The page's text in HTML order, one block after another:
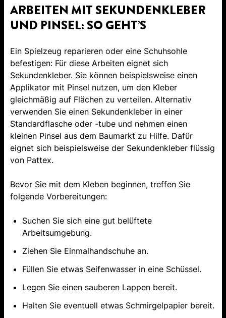
ARBEITEN MIT SEKUNDENKLEBER
UND PINSEL: SO GEHT’S
Ein Spielzeug reparieren oder eine Schuhsohle
befestigen: Für diese Arbeiten eignet sich
Sekundenkleber. Sie können beispielsweise einen
Applikator mit Pinsel nutzen, um den Kleber
gleichmäßig auf Flächen zu verteilen. Alternativ
verwenden Sie einen Sekundenkleber in einer
Standardflasche oder -tube und nehmen einen
kleinen Pinsel aus dem Baumarkt zu Hilfe. Dafür
eignet sich beispielsweise der Sekundenkleber flüssig
von Pattex.
Bevor Sie mit dem Kleben beginnen, treffen Sie
folgende Vorbereitungen:
Suchen Sie sich eine gut belüftete
Arbeitsumgebung.
Ziehen Sie Einmalhandschuhe an.
Füllen Sie etwas Seifenwasser in eine Schüssel.
Legen Sie einen sauberen Lappen bereit.
Halten Sie eventuell etwas Schmirgelpapier bereit.